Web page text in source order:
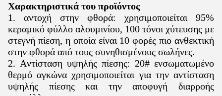
Χαρακτηριστικά του προϊόντος
1. αντοχή στην φθορά: χρησιμοποιείται 95%
κεραμικό φύλλο αλουμινίου, 100 τόνοι χύτευσης με
στεγνή πίεση, η οποία είναι 10 φορές πιο ανθεκτική
στην φθορά από τους συνηθισμένους σωλήνες.
2. Αντίσταση υψηλής πίεσης: 20# ενσωματωμένο
θερμό αγκώνα χρησιμοποιείται για την αντίσταση
υψηλής πίεσης και την αποφυγή διαρροής